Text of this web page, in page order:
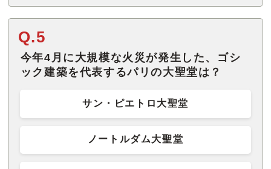
Q.5
今年4月に大規模な火災が発生した、ゴシ
ック建築を代表するパリの大聖堂は？
サン・ピエトロ大聖堂
ノートルダム大聖堂